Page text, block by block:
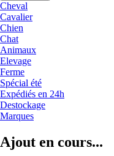
Cheval
Cavalier
Chien
Chat
Animaux
Elevage
Ferme
Spécial été
Expédiés en 24h
Destockage
Marques
Ajout en cours...